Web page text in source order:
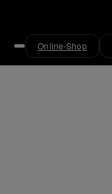
Online-Shop